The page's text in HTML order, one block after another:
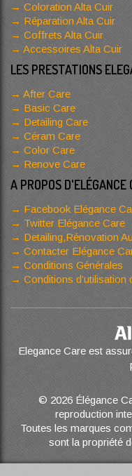
Coloration Alta Cuir
Réparation Alta Cuir
Coffrets Alta Cuir
Accessoires Alta Cuir
LES PRESTATIONS
After Care
Basic Care
Detailing Care
Céram Care
Color Care
Renove Care
A PROPOS D'ELÉGANCE
Facebook Elégance
Twitter Elégance Care
Detailing,Rénovation
Contacter Elégance
Conditions Générales
Conditions d’utilisation
Elegance Care est
© 2026 Élégance
reproduction
Toutes les marques
sont la propriété